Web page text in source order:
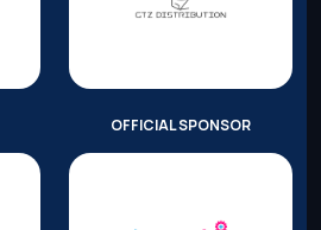
OFFICIAL SPONSOR